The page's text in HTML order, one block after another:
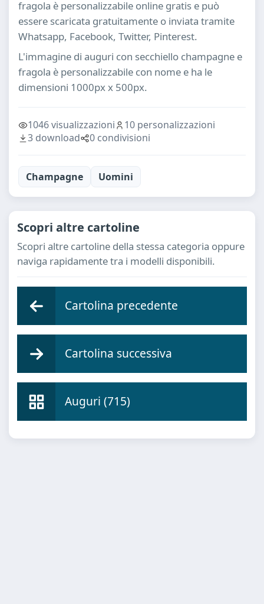
fragola è personalizzabile online gratis e può
essere scaricata gratuitamente o inviata tramite
Whatsapp, Facebook, Twitter, Pinterest.
L'immagine di auguri con secchiello champagne e
fragola è personalizzabile con nome e ha le
dimensioni 1000px x 500px.
1046 visualizzazioni
10 personalizzazioni
3 download
0 condivisioni
Champagne Uomini
Scopri altre cartoline
Scopri altre cartoline della stessa categoria oppure
naviga rapidamente tra i modelli disponibili.
Cartolina precedente
Cartolina successiva
Auguri (715)